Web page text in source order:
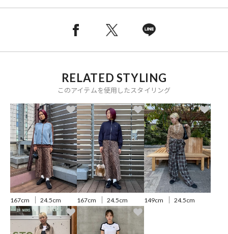
※メーカー品番：397330 12/397330 17/397330 13
※こちらの商品は、弊社管理上のカラーを表記しております為、タグ
のカラー表記と異なる記載となっております。
【サイト表記：タグ表記】
・ホワイト：PUMA White-PUMA Black
・シルバー：PUMA Black-PUMA Silver
・ブラック：PUMA Black-PUMA White
※掲載画像の商品の色味は、屋外や屋内の光の照射や角度により実物
と色味が異なる場合がございます。また表示のサイズ感と実物は若干
異なる場合もございますので、予めご了承ください。
RELATED STYLING
このアイテムを使用したスタイリング
167cm 24.5cm 167cm 24.5cm 149cm 24.5cm